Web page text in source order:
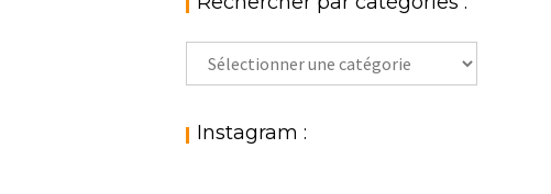
Rechercher
par
: Instagram :